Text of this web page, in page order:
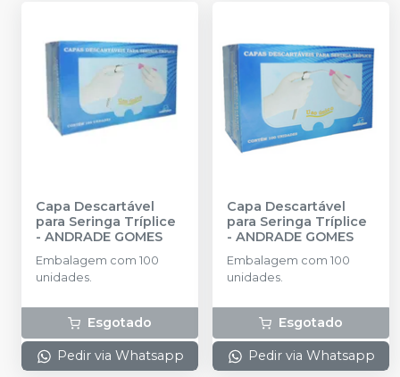
Capa Descartável
para Seringa Tríplice
- ANDRADE GOMES
Embalagem com 100
unidades.
Esgotado
Pedir via Whatsapp
Capa Descartável
para Seringa Tríplice
- ANDRADE GOMES
Embalagem com 100
unidades.
Esgotado
Pedir via Whatsapp